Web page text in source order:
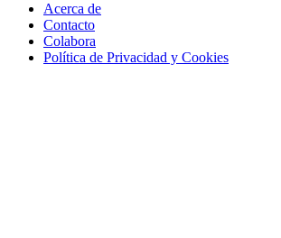
Acerca de
Contacto
Colabora
Política de Privacidad y Cookies